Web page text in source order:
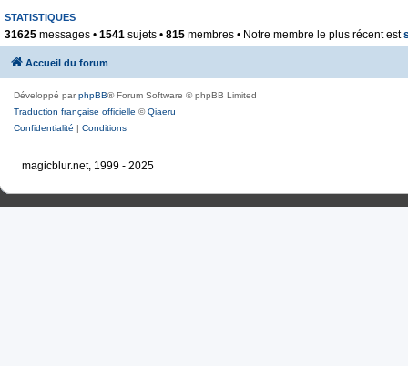
STATISTIQUES
31625 messages • 1541 sujets • 815 membres • Notre membre le plus récent est
Accueil du forum
Développé parphpBB® Forum Software © phpBB Limited
Traduction française officielle ©Qiaeru
Confidentialité | Conditions
magicblur.net, 1999 - 2025